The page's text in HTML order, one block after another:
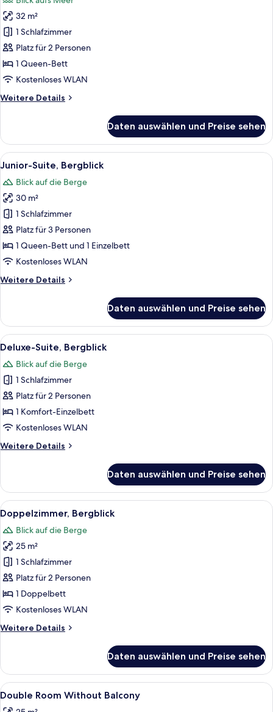
für
Luxury-
Suite,
Balkon,
Meerblick
anzeigen
32 m²
1 Schlafzimmer
Platz für 2 Personen
1 Queen-Bett
Kostenloses WLAN
Weitere Details
Weitere
Suite,
Balkon,
Meerblick
Daten auswählen und Preise sehen
Alle
Fotos
für
Junior-
Suite,
Bergblick
anzeigen
Junior-Suite, Bergblick |
23
Junior-Suite, Bergblick
Blick auf die Berge
30 m²
1 Schlafzimmer
Platz für 3 Personen
1 Queen-Bett und 1 Einzelbett
Kostenloses WLAN
Weitere Details
Weitere
Suite,
Bergblick
Daten auswählen und Preise sehen
Alle
Fotos
für
Deluxe-
Suite,
Bergblick
anzeigen
Deluxe-Suite, Bergblick |
5
Deluxe-Suite, Bergblick
Blick auf die Berge
1 Schlafzimmer
Platz für 2 Personen
1 Komfort-Einzelbett
Kostenloses WLAN
Weitere Details
Weitere
Suite,
Bergblick
Daten auswählen und Preise sehen
Alle
Fotos
für
Doppelzimmer,
Bergblick
anzeigen
Zimmersafe, Bügeleisen/Bügelbrett,
7
Doppelzimmer, Bergblick
Blick auf die Berge
25 m²
1 Schlafzimmer
Platz für 2 Personen
1 Doppelbett
Kostenloses WLAN
Weitere Details
Weitere
Bergblick
Daten auswählen und Preise sehen
Alle
Fotos
Double Room Without Balcony |
5
Double Room Without Balcony